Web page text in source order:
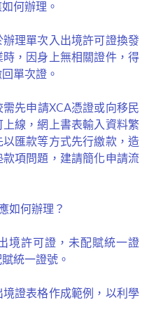
何辦理。
理單次入出境許可證換發
，因身上無相關證件，得
單次證。
先申請XCA憑證或向移民
線，網上書表輸入資料繁
匯款等方式先行繳款，造
項問題，建請簡化申請流
如何辦理？
境許可證，未配賦統一證
統一證號。
證表格作成範例，以利學